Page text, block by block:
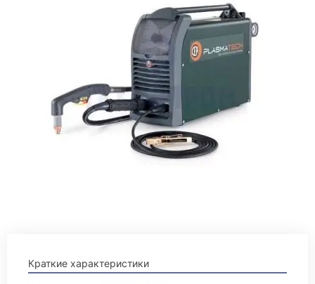
Краткие характеристики